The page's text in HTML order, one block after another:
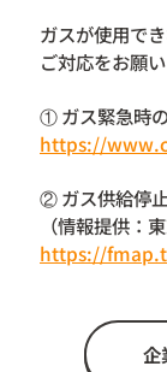
ガスが使用で
ご対応をお願い
① ガス緊急時
https://
② ガス供給停
（情報提供：
https://
企